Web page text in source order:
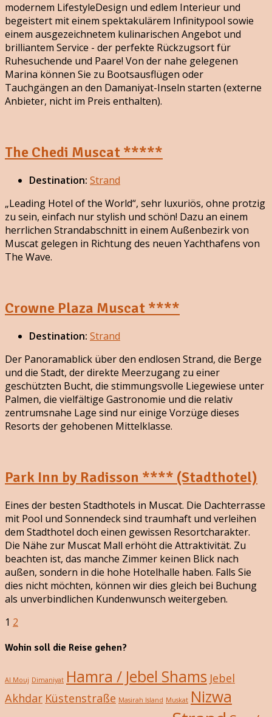
modernem LifestyleDesign und edlem Interieur und
begeistert mit einem spektakulärem Infinitypool sowie
einem ausgezeichnetem kulinarischen Angebot und
brilliantem Service - der perfekte Rückzugsort für
Ruhesuchende und Paare! Von der nahe gelegenen
Marina können Sie zu Bootsausflügen oder
Tauchgängen an den Damaniyat-Inseln starten (externe
Anbieter, nicht im Preis enthalten).
The Chedi Muscat *****
Destination: Strand
„Leading Hotel of the World“, sehr luxuriös, ohne protzig
zu sein, einfach nur stylish und schön! Dazu an einem
herrlichen Strandabschnitt in einem Außenbezirk von
Muscat gelegen in Richtung des neuen Yachthafens von
The Wave.
Crowne Plaza Muscat ****
Destination: Strand
Der Panoramablick über den endlosen Strand, die Berge
und die Stadt, der direkte Meerzugang zu einer
geschützten Bucht, die stimmungsvolle Liegewiese unter
Palmen, die vielfältige Gastronomie und die relativ
zentrumsnahe Lage sind nur einige Vorzüge dieses
Resorts der gehobenen Mittelklasse.
Park Inn by Radisson **** (Stadthotel)
Eines der besten Stadthotels in Muscat. Die Dachterrasse
mit Pool und Sonnendeck sind traumhaft und verleihen
dem Stadthotel doch einen gewissen Resortcharakter.
Die Nähe zur Muscat Mall erhöht die Attraktivität. Zu
beachten ist, das manche Zimmer keinen Blick nach
außen, sondern in die hohe Hotelhalle haben. Falls Sie
dies nicht möchten, können wir dies gleich bei Buchung
als unverbindlichen Kundenwunsch weitergeben.
1 2
Wohin soll die Reise gehen?
Al Mouj Dimaniyat Hamra / Jebel Shams Jebel
Akhdar Küstenstraße Masirah Island Muskat Nizwa